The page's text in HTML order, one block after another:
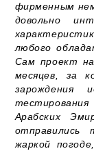
фирменным
довольно
любого
Сам проект
месяцев, за
зарождения
Арабских
жаркой